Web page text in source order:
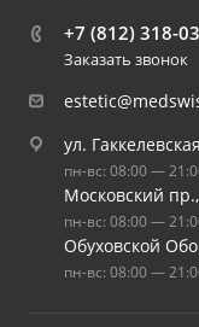
+7 (812) 318-
Заказать звонок
ул.
пн-вс: 08:00 —
Московский
пн-вс: 08:00 —
Обуховской
пн-вс: 08:00 —